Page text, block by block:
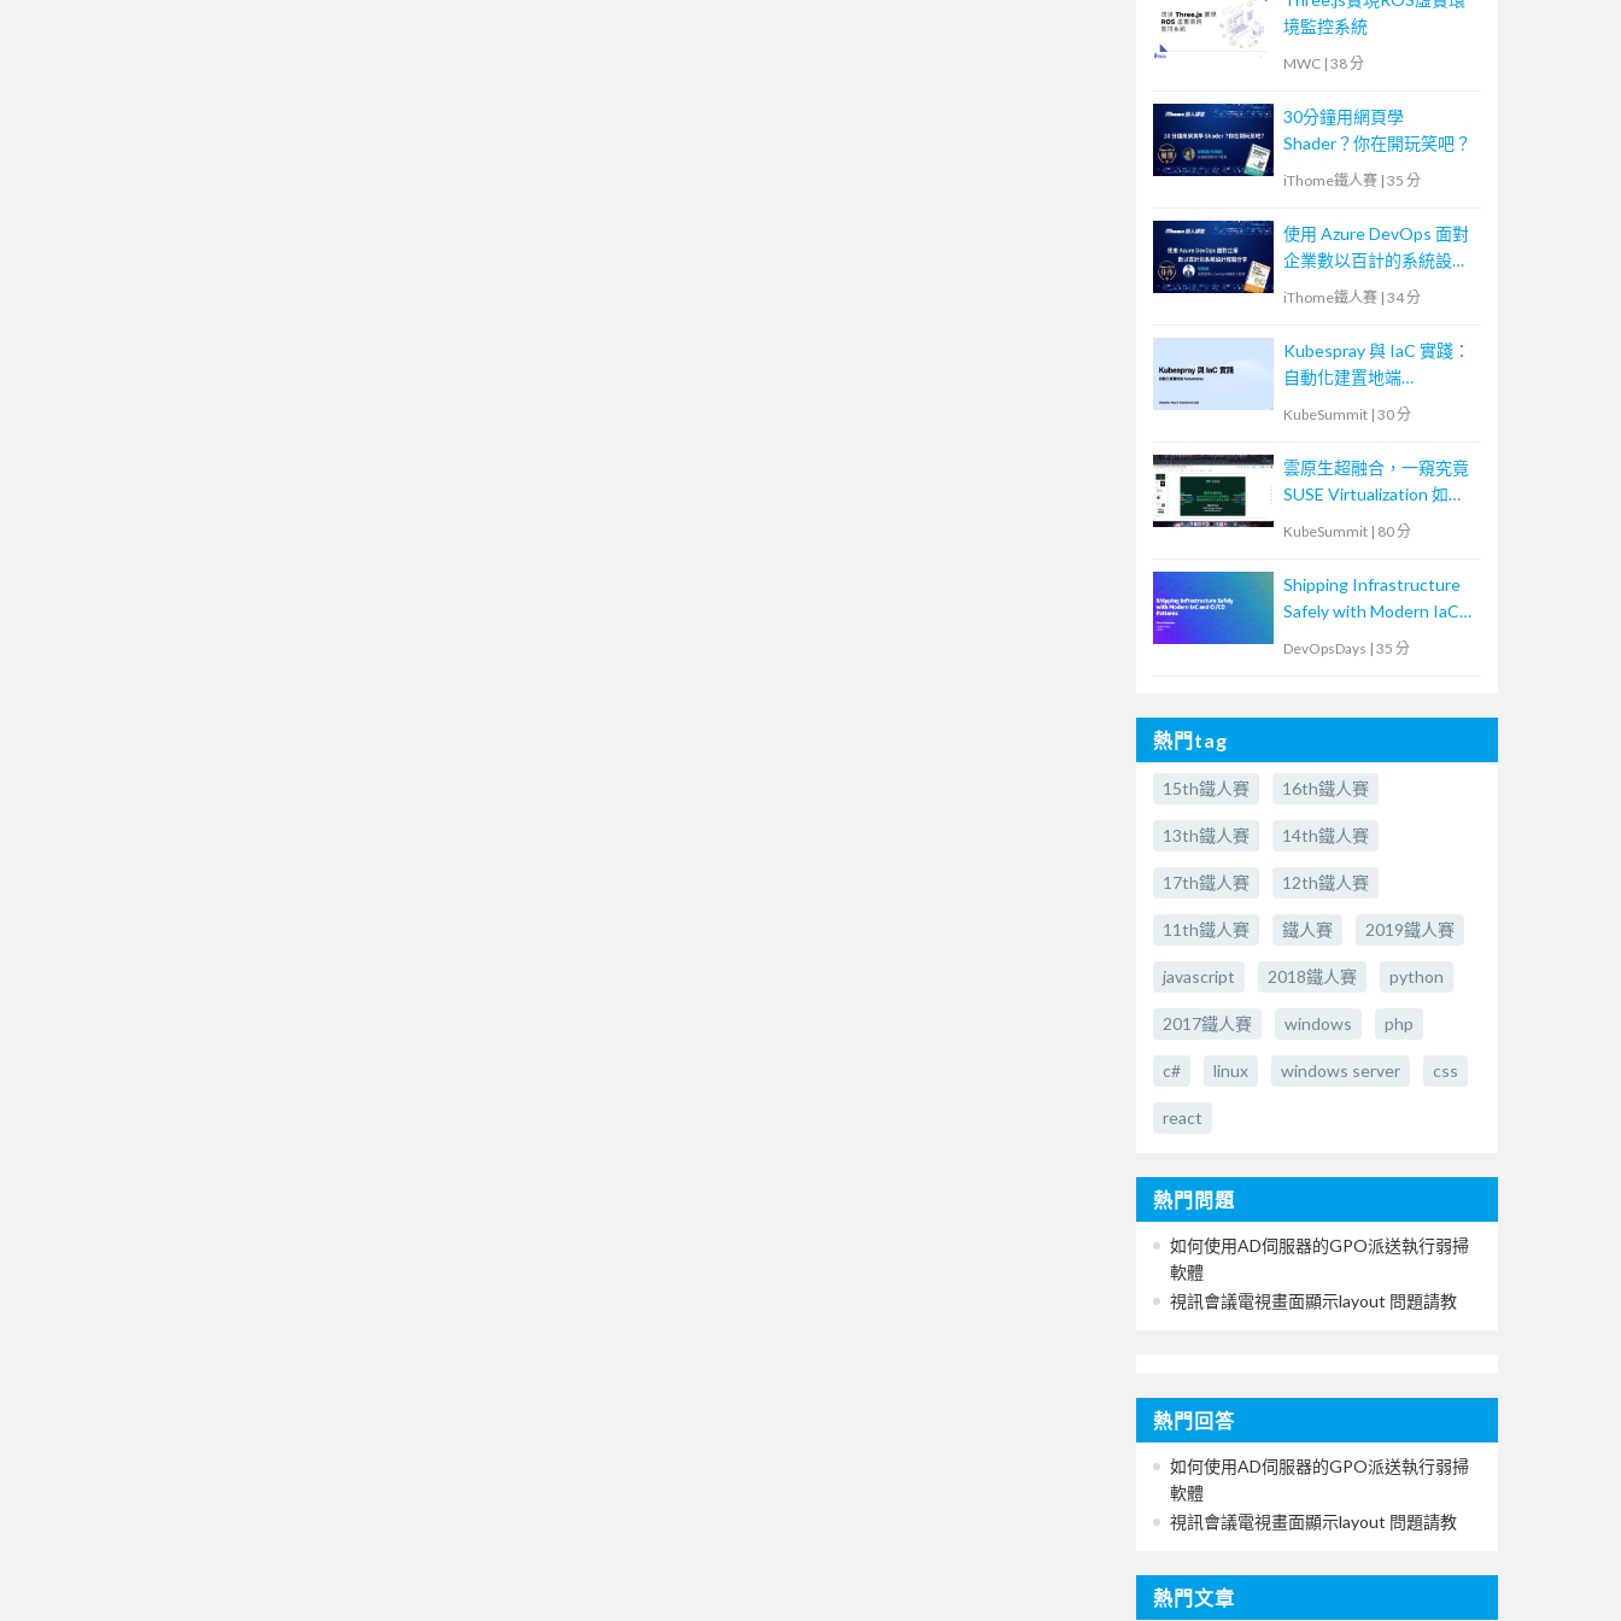
境監控系統
MWC | 38 分
30分鐘用網頁學
Shader？你在開玩笑吧？
iThome鐵人賽 | 35 分
使用 Azure DevOps 面對
企業數以百計的系統設計
經驗分享
iThome鐵人賽 | 34 分
Kubespray 與 IaC 實踐：
自動化建置地端
KubeSummit | 30 分
雲原生超融合，一窺究竟
SUSE Virtualization 如何
解決傳統應用與現代化雲
KubeSummit | 80 分
Shipping Infrastructure
Safely with Modern IaC
and CI/CD Patterns
DevOpsDays | 35 分
熱門tag
15th鐵人賽 16th鐵人賽
13th鐵人賽 14th鐵人賽
17th鐵人賽 12th鐵人賽
11th鐵人賽 鐵人賽 2019鐵人賽
javascript 2018鐵人賽 python
2017鐵人賽 windows php
c# linux windows server css
react
熱門問題
如何使用AD伺服器的GPO派送執行弱掃
軟體
視訊會議電視畫面顯示layout 問題請教
熱門回答
如何使用AD伺服器的GPO派送執行弱掃
軟體
視訊會議電視畫面顯示layout 問題請教
熱門文章